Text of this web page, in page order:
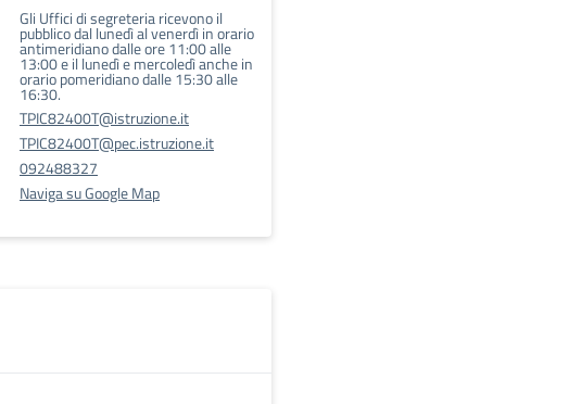
Gli Uffici di segreteria ricevono il
pubblico dal lunedì al venerdì in orario
antimeridiano dalle ore 11:00 alle
13:00 e il lunedì e mercoledì anche in
orario pomeridiano dalle 15:30 alle
16:30.
TPIC82400T@istruzione.it
TPIC82400T@pec.istruzione.it
092488327
Naviga su Google Map